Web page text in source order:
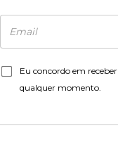
Eu concordo em
qualquer momento.